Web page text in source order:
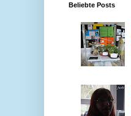
Beliebte Posts